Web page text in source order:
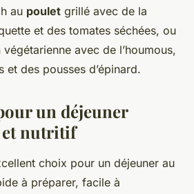
au poulet grillé avec de la
et des tomates séchées, ou
avec de l’houmous,
et des pousses d’épinard.
un déjeuner
nutritif
choix pour un déjeuner au
à préparer, facile à